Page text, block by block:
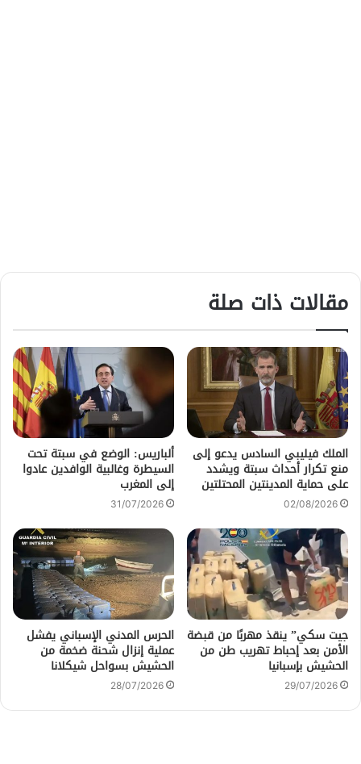
مقالات ذات صلة
الملك فيليبي السادس يدعو إلى
منع تكرار أحداث سبتة ويشدد
على حماية المدينتين المحتلتين
02/08/2026
ألباريس: الوضع في سبتة تحت
السيطرة وغالبية الوافدين عادوا
إلى المغرب
31/07/2026
جيت سكي” ينقذ مهربًا من قبضة
الأمن بعد إحباط تهريب طن من
الحشيش بإسبانيا
29/07/2026
الحرس المدني الإسباني يفشل
عملية إنزال شحنة ضخمة من
الحشيش بسواحل شيكلانا
28/07/2026